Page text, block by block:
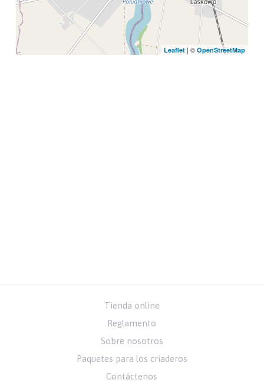
Leaflet| © OpenStreetMap
Tienda online
Reglamento
Sobre nosotros
Paquetes para los criaderos
Contáctenos